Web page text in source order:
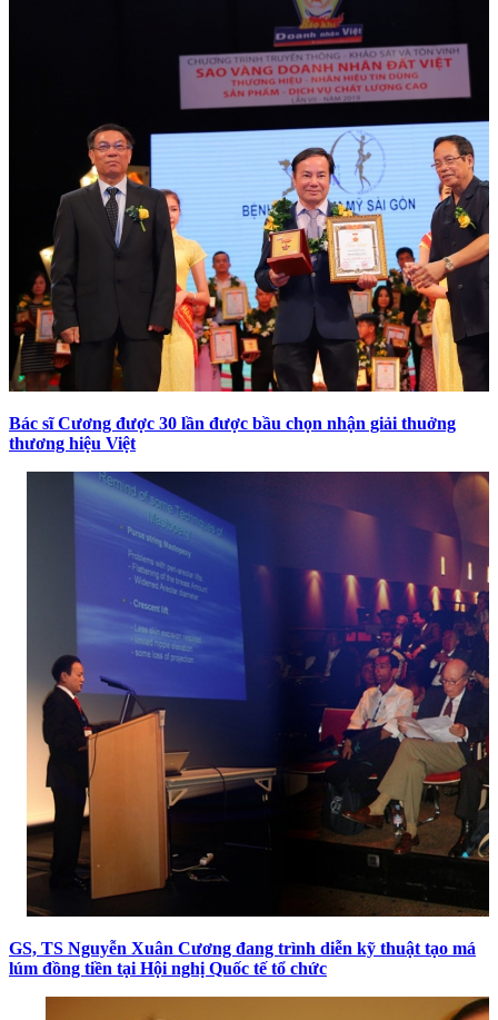
Bác sĩ Cương được 30 lần được bầu chọn nhận giải thuởng
thương hiệu Việt
GS, TS Nguyễn Xuân Cương đang trình diễn kỹ thuật tạo má
lúm đồng tiền tại Hội nghị Quốc tế tổ chức